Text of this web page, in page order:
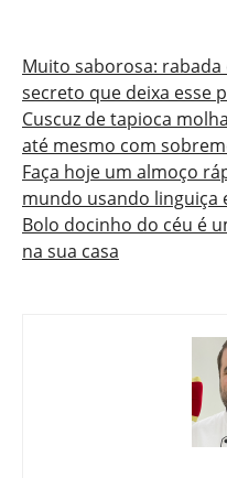
Muito saborosa:
secreto que deixa esse
Cuscuz de tapioca
até mesmo com
Faça hoje um almoço
mundo usando linguiça
Bolo docinho do céu é
na sua casa